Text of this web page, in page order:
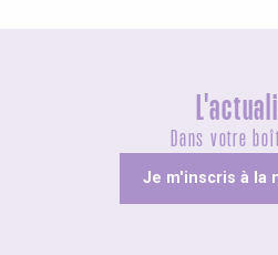
Dans votre
Je m'inscris à la